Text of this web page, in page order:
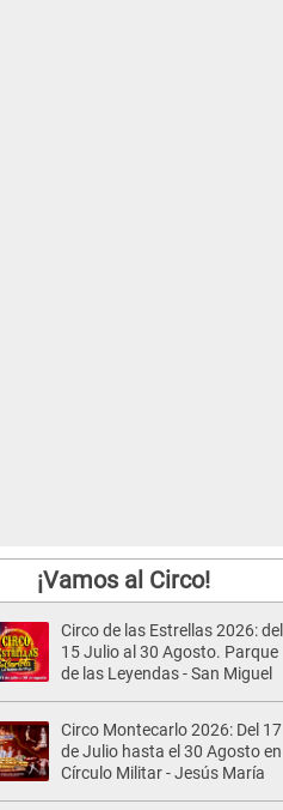
¡Vamos al Circo!
Circo de las Estrellas 2026: del
15 Julio al 30 Agosto. Parque
de las Leyendas - San Miguel
Circo Montecarlo 2026: Del 17
de Julio hasta el 30 Agosto en
Círculo Militar - Jesús María